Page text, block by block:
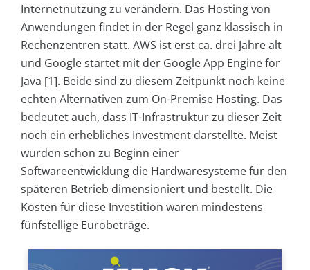
Internetnutzung zu verändern. Das Hosting von
Anwendungen findet in der Regel ganz klassisch in
Rechenzentren statt. AWS ist erst ca. drei Jahre alt
und Google startet mit der Google App Engine for
Java [1]. Beide sind zu diesem Zeitpunkt noch keine
echten Alternativen zum On-Premise Hosting. Das
bedeutet auch, dass IT-Infrastruktur zu dieser Zeit
noch ein erhebliches Investment darstellte. Meist
wurden schon zu Beginn einer
Softwareentwicklung die Hardwaresysteme für den
späteren Betrieb dimensioniert und bestellt. Die
Kosten für diese Investition waren mindestens
fünfstellige Eurobeträge.